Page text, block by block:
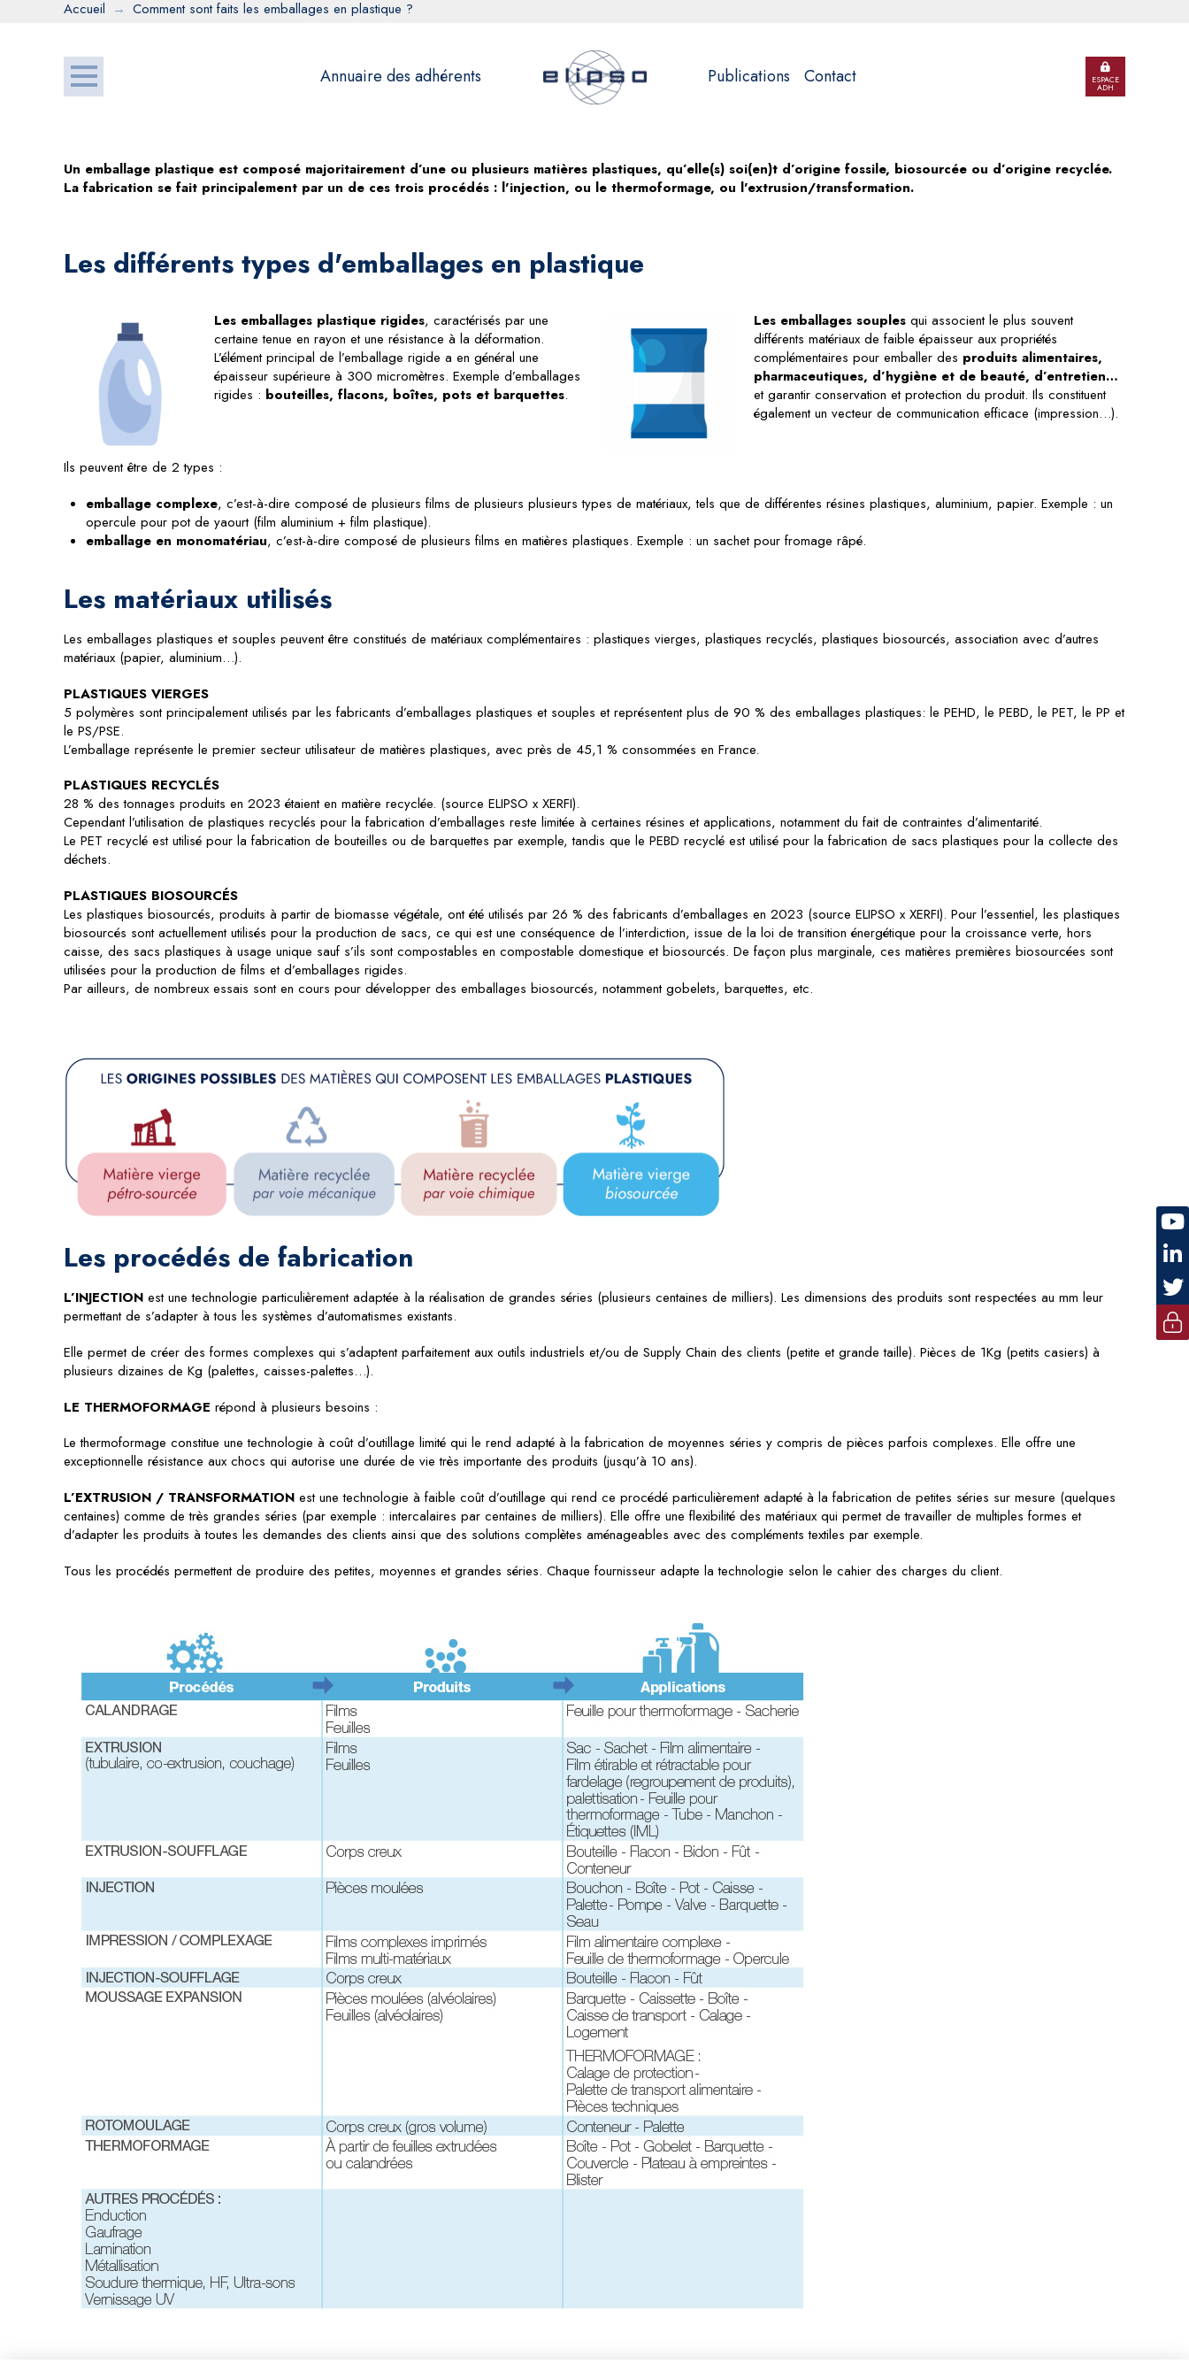
Accueil → Comment sont faits les emballages en plastique ?
Annuaire des adhérents Publications Contact ESPACE
ADH
Un emballage plastique est composé majoritairement d’une ou plusieurs matières plastiques, qu’elle(s) soi(en)t d’origine fossile, biosourcée ou d’origine recyclée.
La fabrication se fait principalement par un de ces trois procédés : l'injection, ou le thermoformage, ou l'extrusion/transformation.
Les différents types d'emballages en plastique
Les emballages plastique rigides, caractérisés par une
certaine tenue en rayon et une résistance à la déformation.
L’élément principal de l’emballage rigide a en général une
épaisseur supérieure à 300 micromètres. Exemple d’emballages
rigides : bouteilles, flacons, boîtes, pots et barquettes.
Les emballages souplesqui associent le plus souvent
différents matériaux de faible épaisseur aux propriétés
complémentaires pour emballer des produits alimentaires,
pharmaceutiques, d’hygiène et de beauté, d’entretien…
et garantir conservation et protection du produit. Ils constituent
également un vecteur de communication efficace (impression…).
Ils peuvent être de 2 types :
emballage complexe, c’est-à-dire composé de plusieurs films de plusieurs plusieurs types de matériaux, tels que de différentes résines plastiques, aluminium, papier. Exemple : un
opercule pour pot de yaourt (film aluminium + film plastique).
emballage en monomatériau, c’est-à-dire composé de plusieurs films en matières plastiques. Exemple : un sachet pour fromage râpé.
Les matériaux utilisés
Les emballages plastiques et souples peuvent être constitués de matériaux complémentaires : plastiques vierges, plastiques recyclés, plastiques biosourcés, association avec d’autres
matériaux (papier, aluminium…).
PLASTIQUES VIERGES
5 polymères sont principalement utilisés par les fabricants d’emballages plastiques et souples et représentent plus de 90 % des emballages plastiques: le PEHD, le PEBD, le PET, le PP et
le PS/PSE.
L’emballage représente le premier secteur utilisateur de matières plastiques, avec près de 45,1 % consommées en France.
PLASTIQUES RECYCLÉS
28 % des tonnages produits en 2023 étaient en matière recyclée. (source ELIPSO x XERFI).
Cependant l’utilisation de plastiques recyclés pour la fabrication d’emballages reste limitée à certaines résines et applications, notamment du fait de contraintes d’alimentarité.
Le PET recyclé est utilisé pour la fabrication de bouteilles ou de barquettes par exemple, tandis que le PEBD recyclé est utilisé pour la fabrication de sacs plastiques pour la collecte des
déchets.
PLASTIQUES BIOSOURCÉS
Les plastiques biosourcés, produits à partir de biomasse végétale, ont été utilisés par 26 % des fabricants d’emballages en 2023 (source ELIPSO x XERFI). Pour l’essentiel, les plastiques
biosourcés sont actuellement utilisés pour la production de sacs, ce qui est une conséquence de l’interdiction, issue de la loi de transition énergétique pour la croissance verte, hors
caisse, des sacs plastiques à usage unique sauf s’ils sont compostables en compostable domestique et biosourcés. De façon plus marginale, ces matières premières biosourcées sont
utilisées pour la production de films et d’emballages rigides.
Par ailleurs, de nombreux essais sont en cours pour développer des emballages biosourcés, notamment gobelets, barquettes, etc.
Les procédés de fabrication
L’INJECTION est une technologie particulièrement adaptée à la réalisation de grandes séries (plusieurs centaines de milliers). Les dimensions des produits sont respectées au mm leur
permettant de s’adapter à tous les systèmes d’automatismes existants.
Elle permet de créer des formes complexes qui s’adaptent parfaitement aux outils industriels et/ou de Supply Chain des clients (petite et grande taille). Pièces de 1Kg (petits casiers) à
plusieurs dizaines de Kg (palettes, caisses-palettes…).
LE THERMOFORMAGE répond à plusieurs besoins :
Le thermoformage constitue une technologie à coût d’outillage limité qui le rend adapté à la fabrication de moyennes séries y compris de pièces parfois complexes. Elle offre une
exceptionnelle résistance aux chocs qui autorise une durée de vie très importante des produits (jusqu’à 10 ans).
L’EXTRUSION / TRANSFORMATION est une technologie à faible coût d’outillage qui rend ce procédé particulièrement adapté à la fabrication de petites séries sur mesure (quelques
centaines) comme de très grandes séries (par exemple : intercalaires par centaines de milliers). Elle offre une flexibilité des matériaux qui permet de travailler de multiples formes et
d’adapter les produits à toutes les demandes des clients ainsi que des solutions complètes aménageables avec des compléments textiles par exemple.
Tous les procédés permettent de produire des petites, moyennes et grandes séries. Chaque fournisseur adapte la technologie selon le cahier des charges du client.